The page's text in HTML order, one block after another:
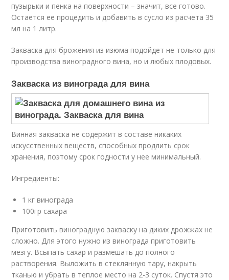
пузырьки и пенка на поверхности – значит, все готово.
Остается ее процедить и добавить в сусло из расчета 35
мл на 1 литр.
Закваска для брожения из изюма подойдет не только для
производства виноградного вина, но и любых плодовых.
Закваска из винограда для вина
Винная закваска не содержит в составе никаких
искусственных веществ, способных продлить срок
хранения, поэтому срок годности у нее минимальный.
Ингредиенты:
1 кг винограда
100гр сахара
Приготовить виноградную закваску на диких дрожжах не
сложно. Для этого нужно из винограда приготовить
мезгу. Всыпать сахар и размешать до полного
растворения. Выложить в стеклянную тару, накрыть
тканью и убрать в теплое место на 2-3 суток. Спустя это